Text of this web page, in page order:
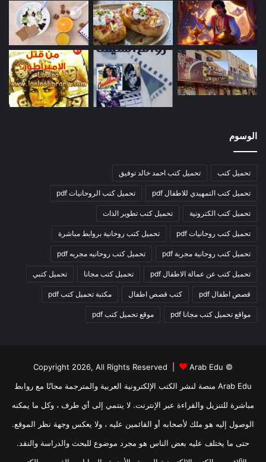
الوسوم
تحميل كتب تحميل كتب احمد خالد توفيق
تحميل كتب التمهيدي للاطفال pdf تحميل كتب الروحانيات pdf
تحميل كتب الكترونية تحميل كتب تطوير الذات
تحميل كتب روحانيات pdf تحميل كتب روحانية بروابط مباشرة
تحميل كتب روحانية مجربة pdf تحميل كتب روحانيه مجربه pdf
تحميل كتب عن عمالة الاطفال pdf تحميل كتب مجانا تحميل كتبي
قصص اطفال pdf كتب قصص اطفال مكتبة تحميل كتب pdf
مواقع تحميل كتب مجانا pdf موقع تحميل كتب pdf
© Copyright 2026, All Rights Reserved |
Arab Edu
Arab Edu منصة لنشر الكتب الإلكترونية العربية والمترجمة مجانًا مع روابط
مباشرة للتنزيل والقراءة عبر الإنترنت. لا ينتمي إلى أي طرف ، وكل ما يمكنه
الوصول إليه هو ملك لأصحابه أو القائمين عليه ، ولا يعكس وجهة نظر الموقع.
حتى ما يختلف عليه بعض الناس هو مجرد موضوع للبحث والدراسة والنقد.